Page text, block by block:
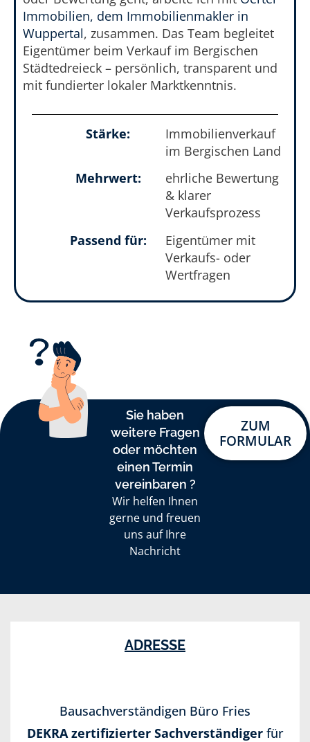
Immobilien, dem Immobilienmakler in
Wuppertal, zusammen. Das Team begleitet
Eigentümer beim Verkauf im Bergischen
Städtedreieck – persönlich, transparent und
mit fundierter lokaler Marktkenntnis.
Stärke:
Immobilienverkauf
im Bergischen Land
Mehrwert:
ehrliche Bewertung
& klarer
Verkaufsprozess
Passend für:
Eigentümer mit
Verkaufs- oder
Wertfragen
Sie haben
weitere Fragen
oder möchten
einen Termin
vereinbaren ?
Wir helfen Ihnen
gerne und freuen
uns auf Ihre
Nachricht
ZUM
FORMULAR
ADRESSE
Bausachverständigen Büro Fries
DEKRA zertifizierter Sachverständigerfür